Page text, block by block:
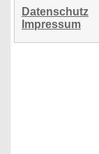
Datenschutz
Impressum